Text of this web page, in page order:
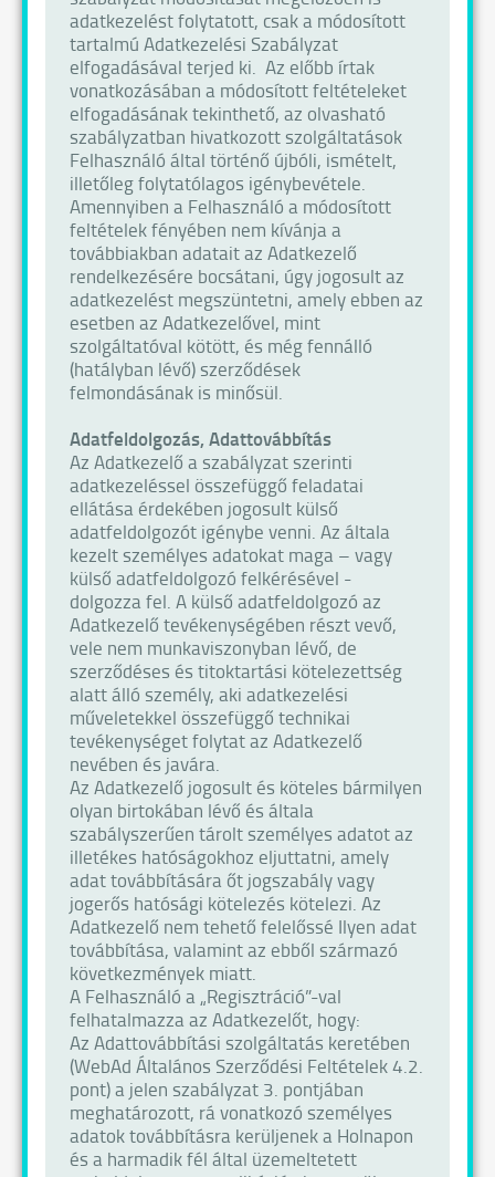
adatkezelést folytatott, csak a módosított
tartalmú Adatkezelési Szabályzat
elfogadásával terjed ki. Az előbb írtak
vonatkozásában a módosított feltételeket
elfogadásának tekinthető, az olvasható
szabályzatban hivatkozott szolgáltatások
Felhasználó által történő újbóli, ismételt,
illetőleg folytatólagos igénybevétele.
Amennyiben a Felhasználó a módosított
feltételek fényében nem kívánja a
továbbiakban adatait az Adatkezelő
rendelkezésére bocsátani, úgy jogosult az
adatkezelést megszüntetni, amely ebben az
esetben az Adatkezelővel, mint
szolgáltatóval kötött, és még fennálló
(hatályban lévő) szerződések
felmondásának is minősül.
Adatfeldolgozás, Adattovábbítás
Az Adatkezelő a szabályzat szerinti
adatkezeléssel összefüggő feladatai
ellátása érdekében jogosult külső
adatfeldolgozót igénybe venni. Az általa
kezelt személyes adatokat maga – vagy
külső adatfeldolgozó felkérésével -
dolgozza fel. A külső adatfeldolgozó az
Adatkezelő tevékenységében részt vevő,
vele nem munkaviszonyban lévő, de
szerződéses és titoktartási kötelezettség
alatt álló személy, aki adatkezelési
műveletekkel összefüggő technikai
tevékenységet folytat az Adatkezelő
nevében és javára.
Az Adatkezelő jogosult és köteles bármilyen
olyan birtokában lévő és általa
szabályszerűen tárolt személyes adatot az
illetékes hatóságokhoz eljuttatni, amely
adat továbbítására őt jogszabály vagy
jogerős hatósági kötelezés kötelezi. Az
Adatkezelő nem tehető felelőssé Ilyen adat
továbbítása, valamint az ebből származó
következmények miatt.
A Felhasználó a „Regisztráció”-val
felhatalmazza az Adatkezelőt, hogy:
Az Adattovábbítási szolgáltatás keretében
(WebAd Általános Szerződési Feltételek 4.2.
pont) a jelen szabályzat 3. pontjában
meghatározott, rá vonatkozó személyes
adatok továbbításra kerüljenek a Holnapon
és a harmadik fél által üzemeltetett